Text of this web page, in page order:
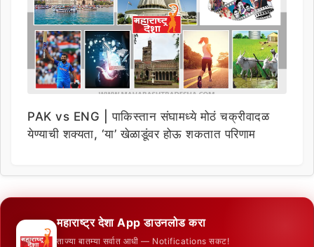
PAK vs ENG | पाकिस्तान संघामध्ये मोठं चक्रीवादळ
येण्याची शक्यता, ‘या’ खेळाडूंवर होऊ शकतात परिणाम
महाराष्ट्र देशा App डाउनलोड करा
ताज्या बातम्या सर्वात आधी — Notifications सकट!